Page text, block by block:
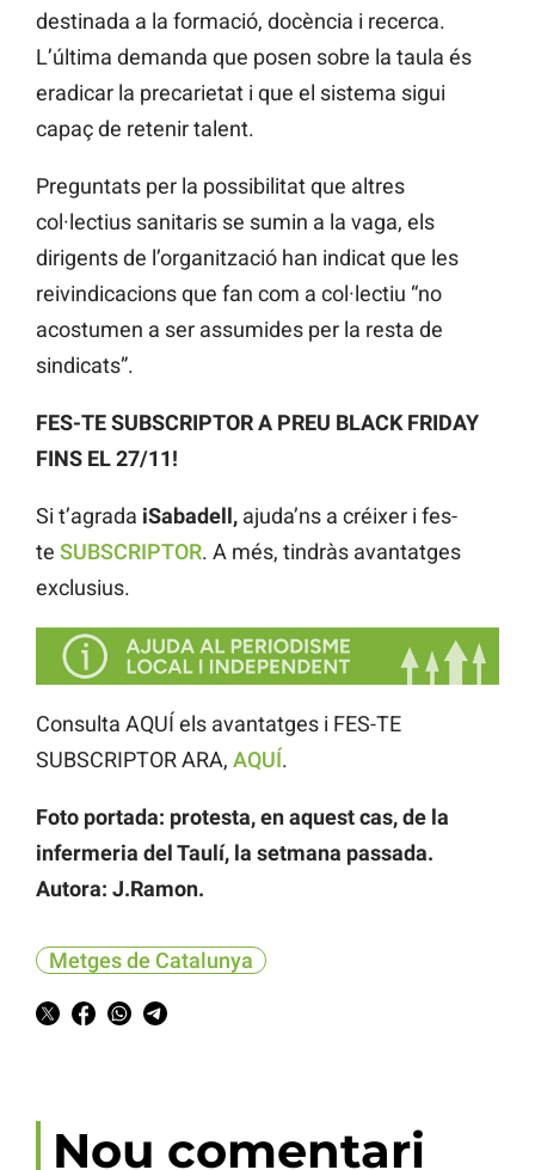
destinada a la formació, docència i recerca.
L’última demanda que posen sobre la taula és
eradicar la precarietat i que el sistema sigui
capaç de retenir talent.
Preguntats per la possibilitat que altres
col·lectius sanitaris se sumin a la vaga, els
dirigents de l’organització han indicat que les
reivindicacions que fan com a col·lectiu “no
acostumen a ser assumides per la resta de
sindicats”.
FES-TE SUBSCRIPTOR A PREU BLACK FRIDAY
FINS EL 27/11!
Si t’agrada iSabadell, ajuda’ns a créixer i fes-
te SUBSCRIPTOR. A més, tindràs avantatges
exclusius.
Consulta AQUÍ els avantatges i FES-TE
SUBSCRIPTOR ARA, AQUÍ.
Foto portada: protesta, en aquest cas, de la
infermeria del Taulí, la setmana passada.
Autora: J.Ramon.
Metges de Catalunya
Nou comentari